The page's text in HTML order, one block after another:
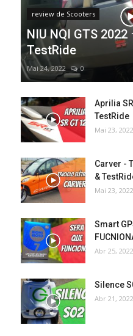
review de Scooters
NIU NQI GTS
TestRide
Mai 24, 2022 0
Aprilia
TestRide
Mai 23, 2022
Carver -
&
Mai 23, 2022
Smart
Abr 25, 2022
Silence
Abr 21, 2022